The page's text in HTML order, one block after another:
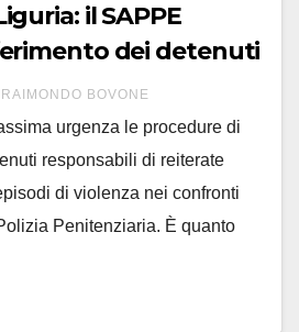
il SAPPE
dei detenuti
RAIMONDO BOVONE
urgenza le procedure di
responsabili di reiterate
di violenza nei confronti
Penitenziaria. È quanto